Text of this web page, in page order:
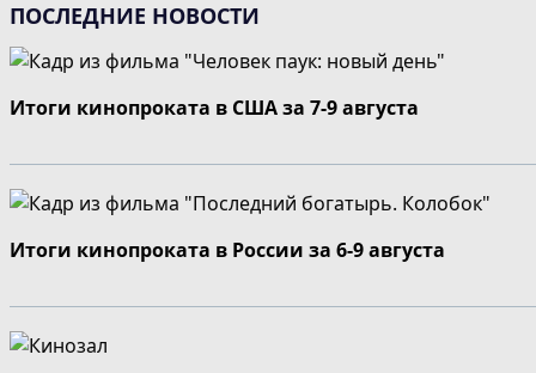
ПОСЛЕДНИЕ НОВОСТИ
Итоги кинопроката в США за 7-9 августа
Итоги кинопроката в России за 6-9 августа